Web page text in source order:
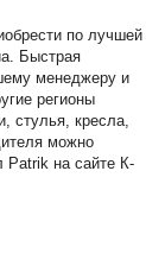
по лучшей
Быстрая
менеджеру и
регионы
стулья, кресла,
можно
Patrik на сайте К-